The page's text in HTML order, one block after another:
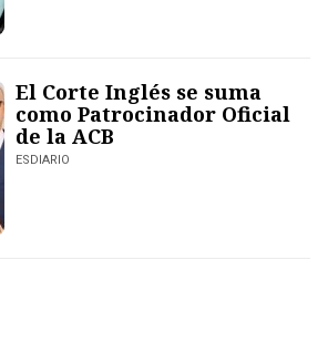
El Corte Inglés se suma
como Patrocinador Oficial
de la ACB
ESDIARIO